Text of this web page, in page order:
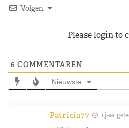
Volgen
Please login to
6 COMMENTAREN
Nieuwste
Patricia77 1 jaar